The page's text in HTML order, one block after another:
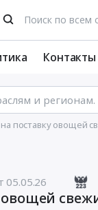
Контакты
поставку овощей
05.05.26